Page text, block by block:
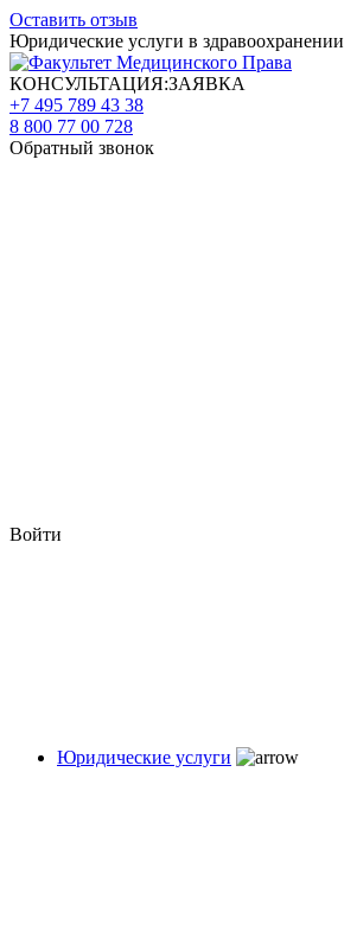
Оставить отзыв
Юридические услуги в здравоохранении
КОНСУЛЬТАЦИЯ:ЗАЯВКА
+7 495 789 43 38
8 800 77 00 728
Обратный звонок
Войти
Юридические услуги